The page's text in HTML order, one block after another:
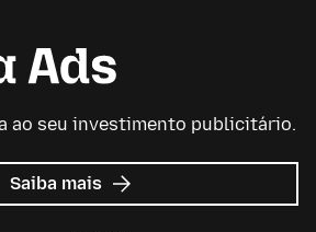
ao seu investimento publicitário.
Saiba mais sobre
Mozilla